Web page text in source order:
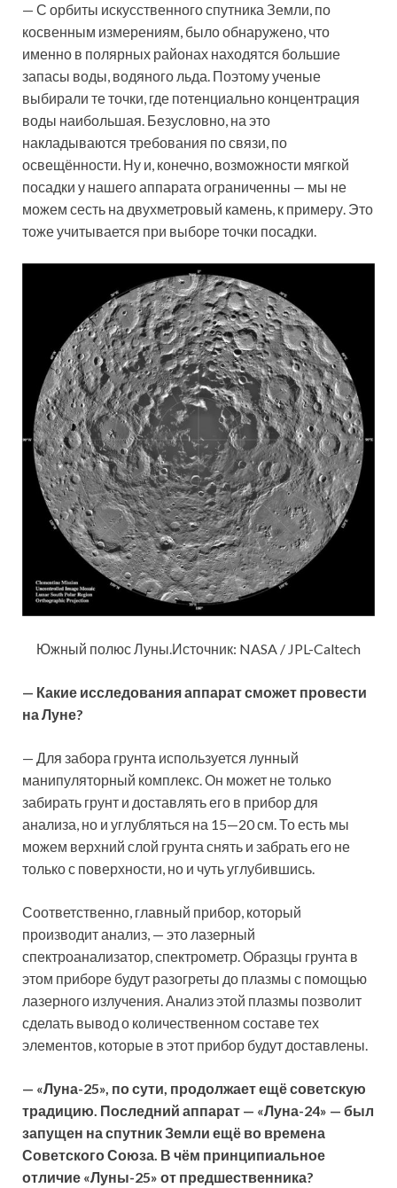
— С орбиты искусственного спутника Земли, по
косвенным измерениям, было обнаружено, что
именно в полярных районах находятся большие
запасы воды, водяного льда. Поэтому ученые
выбирали те точки, где потенциально концентрация
воды наибольшая. Безусловно, на это
накладываются требования по связи, по
освещённости. Ну и, конечно, возможности мягкой
посадки у нашего аппарата ограниченны — мы не
можем сесть на двухметровый камень, к примеру. Это
тоже учитывается при выборе точки посадки.
Южный полюс Луны.Источник: NASA / JPL-Caltech
— Какие исследования аппарат сможет провести
на Луне?
— Для забора грунта используется лунный
манипуляторный комплекс. Он может не только
забирать грунт и доставлять его в прибор для
анализа, но и углубляться на 15—20 см. То есть мы
можем верхний слой грунта снять и забрать его не
только с поверхности, но и чуть углубившись.
Соответственно, главный прибор, который
производит анализ, — это лазерный
спектроанализатор, спектрометр. Образцы грунта в
этом приборе будут разогреты до плазмы с помощью
лазерного излучения. Анализ этой плазмы позволит
сделать вывод о количественном составе тех
элементов, которые в этот прибор будут доставлены.
— «Луна-25», по сути, продолжает ещё советскую
традицию. Последний аппарат — «Луна-24» — был
запущен на спутник Земли ещё во времена
Советского Союза. В чём принципиальное
отличие «Луны-25» от предшественника?